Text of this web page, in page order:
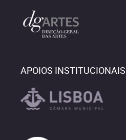
APOIOS INSTITUCIONAIS